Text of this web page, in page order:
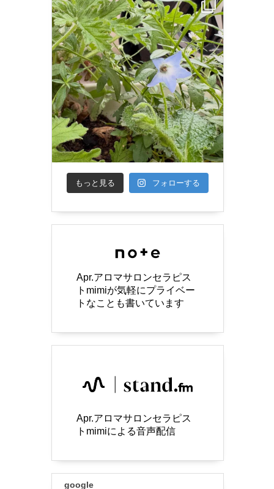
もっと見る フォローする
Apr.アロマサロンセラピス
トmimiが気軽にプライベー
トなことも書いています
Apr.アロマサロンセラピス
トmimiによる音声配信
google